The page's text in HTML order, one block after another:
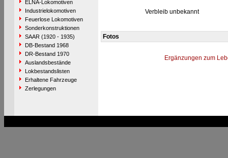
ELNA-Lokomotiven
Industrielokomotiven
Feuerlose Lokomotiven
Sonderkonstruktionen
SAAR (1920 - 1935)
DB-Bestand 1968
DR-Bestand 1970
Auslandsbestände
Lokbestandslisten
Erhaltene Fahrzeuge
Zerlegungen
Verbleib unbekannt
Fotos
Ergänzungen zum